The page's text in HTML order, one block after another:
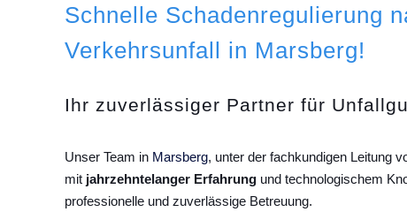
Schnelle Schadenregulierung
Verkehrsunfall in Marsberg!
Ihr zuverlässiger Partner für
Unser Team in Marsberg, unter der fachkundigen Leitung
mit jahrzehntelanger Erfahrung und technologischem
professionelle und zuverlässige Betreuung.